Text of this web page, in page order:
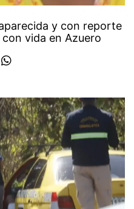
y con reporte
vida en Azuero